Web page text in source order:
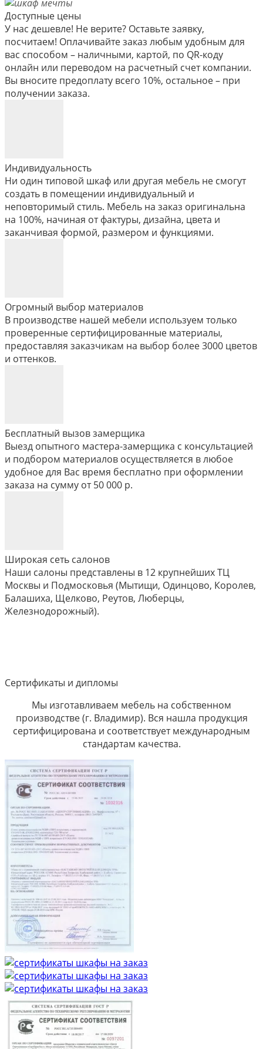
Доступные цены
У нас дешевле! Не верите? Оставьте заявку,
посчитаем! Оплачивайте заказ любым удобным для
вас способом – наличными, картой, по QR-коду
онлайн или переводом на расчетный счет компании.
Вы вносите предоплату всего 10%, остальное – при
получении заказа.
Индивидуальность
Ни один типовой шкаф или другая мебель не смогут
создать в помещении индивидуальный и
неповторимый стиль. Мебель на заказ оригинальна
на 100%, начиная от фактуры, дизайна, цвета и
заканчивая формой, размером и функциями.
Огромный выбор материалов
В производстве нашей мебели используем только
проверенные сертифицированные материалы,
предоставляя заказчикам на выбор более 3000 цветов
и оттенков.
Бесплатный вызов замерщика
Выезд опытного мастера-замерщика с консультацией
и подбором материалов осуществляется в любое
удобное для Вас время бесплатно при оформлении
заказа на сумму от 50 000 р.
Широкая сеть салонов
Наши салоны представлены в 12 крупнейших ТЦ
Москвы и Подмосковья (Мытищи, Одинцово, Королев,
Балашиха, Щелково, Реутов, Люберцы,
Железнодорожный).
Сертификаты и дипломы
Мы изготавливаем мебель на собственном
производстве (г. Владимир). Вся нашла продукция
сертифицирована и соответствует международным
стандартам качества.